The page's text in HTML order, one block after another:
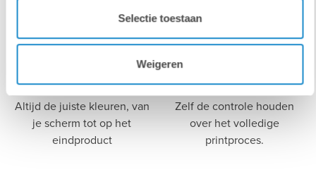
Selectie toestaan
Weigeren
Altijd de juiste kleuren, van
je scherm tot op het
eindproduct
Zelf de controle houden
over het volledige
printproces.